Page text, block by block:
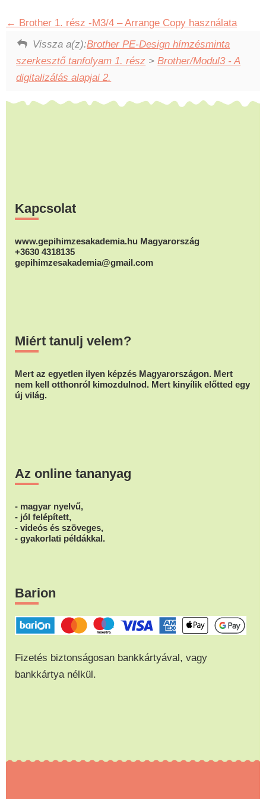
Brother 1. rész -M3/4 – Arrange Copy használata
Vissza a(z):Brother PE-Design hímzésminta
szerkesztő tanfolyam 1. rész >Brother/Modul3 - A
digitalizálás alapjai 2.
Kapcsolat
www.gepihimzesakademia.hu Magyarország
+3630 4318135
gepihimzesakademia@gmail.com
Miért tanulj velem?
Mert az egyetlen ilyen képzés Magyarországon. Mert
nem kell otthonról kimozdulnod. Mert kinyílik előtted egy
új világ.
Az online tananyag
- magyar nyelvű,
- jól felépített,
- videós és szöveges,
- gyakorlati példákkal.
Barion
Fizetés biztonságosan bankkártyával, vagy
bankkártya nélkül.